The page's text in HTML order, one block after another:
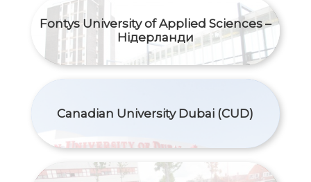
Fontys University of Applied Sciences –
Нідерланди
Canadian University Dubai (CUD)